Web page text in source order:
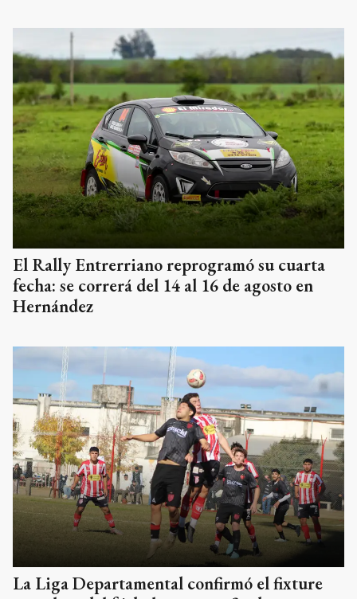
El Rally Entrerriano reprogramó su cuarta
fecha: se correrá del 14 al 16 de agosto en
Hernández
La Liga Departamental confirmó el fixture